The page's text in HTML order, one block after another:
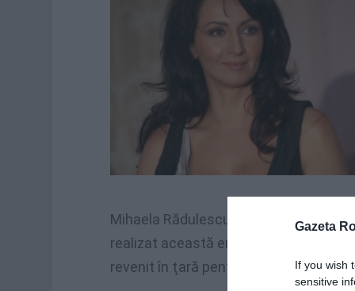
Gazeta
If you wish
sensitive
Mihaela Rădulescu pentru
realizat această emisiune la Antena 1.
revenit în ţară pentru unele ediţii